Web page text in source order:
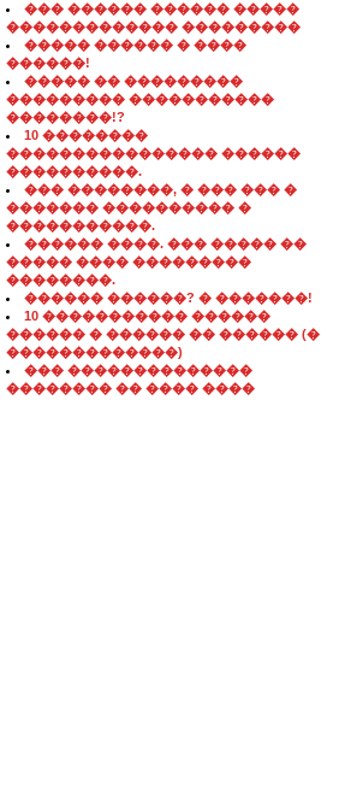
��� ������ ������ �����
������������� ���������
����� ������ � ����
������!
����� �� ���������
��������� �����������
��������!?
10 ��������
���������������� ������
����������.
��� ��������, � ��� ��� �
������� ���������� �
�����������.
������ ����. ��� ����� ��
����� ���� ���������
��������.
������ ������? � �������!
10 ����������� ������
������ � ������ �� ������ (�
�������������)
��� ��������������
�������� �� ���� ����